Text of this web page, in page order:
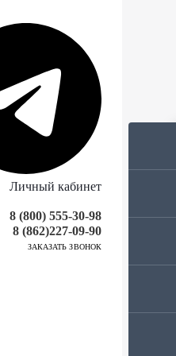
Личный кабинет
8 (800) 555-30-98
8 (862)227-09-90
ЗАКАЗАТЬ ЗВОНОК